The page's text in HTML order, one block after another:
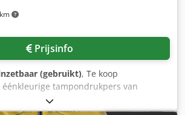
Prijsinfo
(gebruikt), Te koop
tampondrukpers van
Clichéformaat: 100 mm/100 mm,
ca. 130 mm/170 mm,